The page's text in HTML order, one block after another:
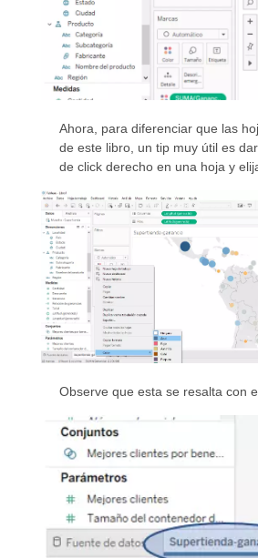
Ahora, para diferenciar que las
de este libro, un tip muy útil es
de click derecho en una hoja y
Observe que esta se resalta con